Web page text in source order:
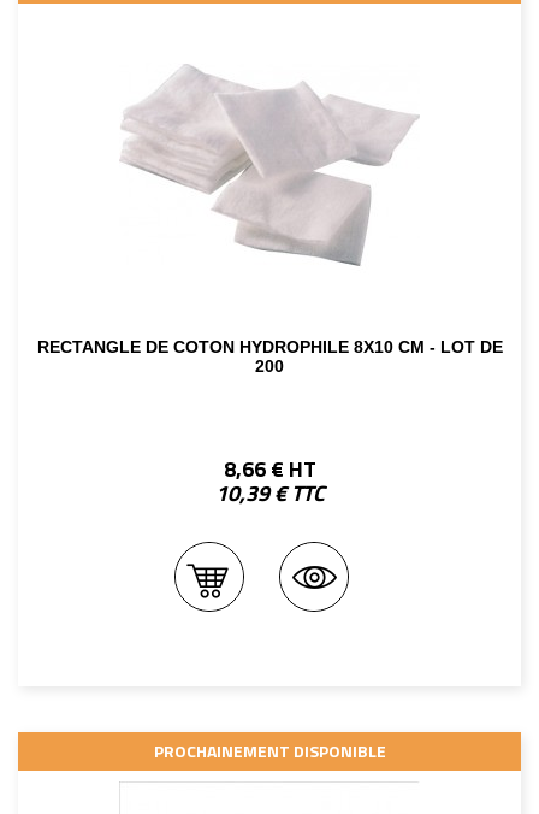
RECTANGLE DE COTON HYDROPHILE 8X10 CM - LOT DE
200
8,66 € HT
10,39 € TTC
PROCHAINEMENT DISPONIBLE